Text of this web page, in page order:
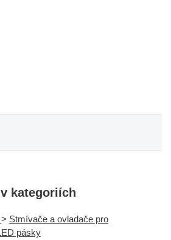
kategoriích
> Stmívače a ovladače pro
pásky